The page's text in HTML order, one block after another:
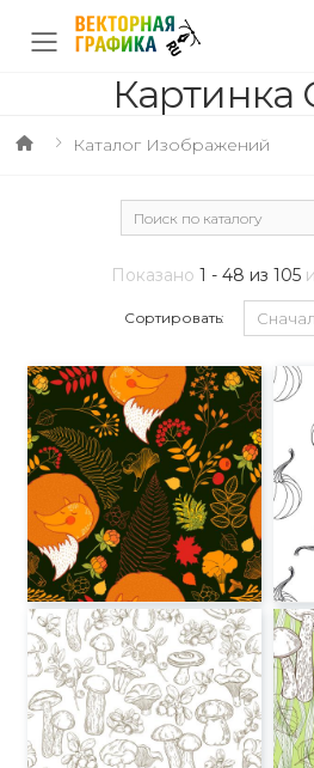
Картинка
Каталог Изображений
Показано 1 - 48 из 105
Сортировать: